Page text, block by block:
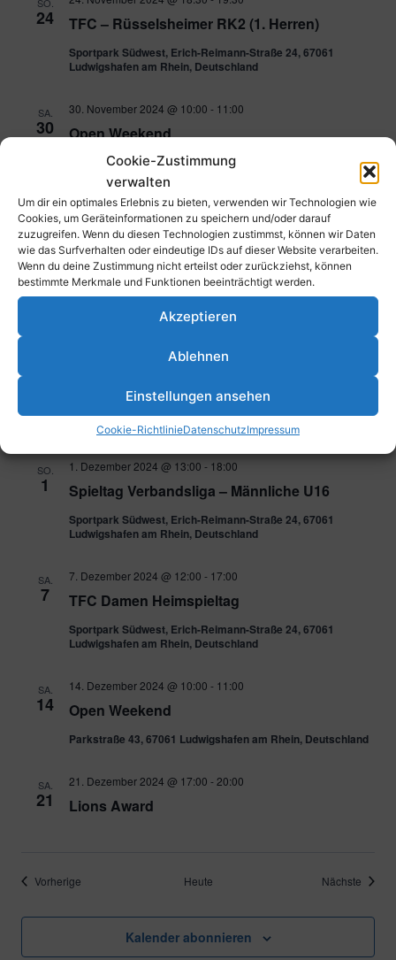
Cookie-Zustimmung
verwalten
Um dir ein optimales Erlebnis zu bieten, verwenden wir Technologien wie
Cookies, um Geräteinformationen zu speichern und/oder darauf
zuzugreifen. Wenn du diesen Technologien zustimmst, können wir Daten
wie das Surfverhalten oder eindeutige IDs auf dieser Website verarbeiten.
Wenn du deine Zustimmung nicht erteilst oder zurückziehst, können
bestimmte Merkmale und Funktionen beeinträchtigt werden.
Akzeptieren
Ablehnen
Einstellungen ansehen
Cookie-RichtlinieDatenschutzImpressum
24 TFC – Rüsselsheimer RK2 (1. Herren)
Sportpark Südwest, Erich-Reimann-Straße 24, 67061
Ludwigshafen am Rhein, Deutschland
SA.
30 Open Weekend
30. November 2024 @ 10:00 - 11:00
Parkstraße 43, 67061 Ludwigshafen am Rhein, Deutschland
Dezember 2024
SO.
1 Spieltag Minis
1. Dezember 2024 @ 10:00-15:00
Sportpark Südwest, Erich-Reimann-Straße 24, 67061
Ludwigshafen am Rhein, Deutschland
1. Dezember 2024 @ 11:00-12:00
Sportpark Südwest, Erich-Reimann-Straße 24, 67061
Ludwigshafen am Rhein, Deutschland
SO.
1 Spieltag Verbandsliga – Männliche U16
1. Dezember 2024 @ 13:00 - 18:00
Sportpark Südwest, Erich-Reimann-Straße 24, 67061
Ludwigshafen am Rhein, Deutschland
SA.
7 TFC Damen Heimspieltag
7. Dezember 2024 @ 12:00 - 17:00
Sportpark Südwest, Erich-Reimann-Straße 24, 67061
Ludwigshafen am Rhein, Deutschland
SA.
14 Open Weekend
14. Dezember 2024 @ 10:00 - 11:00
Parkstraße 43, 67061 Ludwigshafen am Rhein, Deutschland
SA.
21 Lions Award
21. Dezember 2024 @ 17:00 - 20:00
Vorherige Heute Nächste
Kalender abonnieren